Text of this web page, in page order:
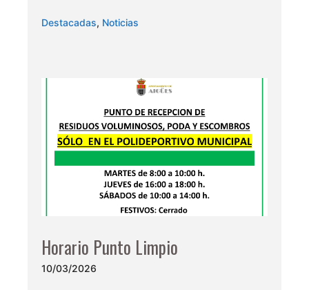
Destacadas, Noticias
Horario Punto Limpio
10/03/2026